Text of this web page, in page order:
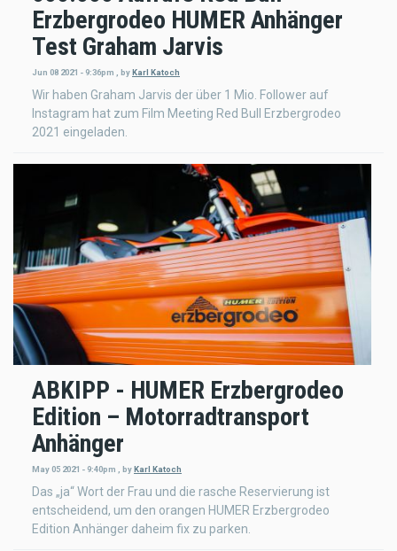
Erzbergrodeo HUMER Anhänger
Test Graham Jarvis
Jun 08 2021 - 9:36pm byKarl Katoch
Wir haben Graham Jarvis der über 1 Mio. Follower auf
Instagram hat zum Film Meeting Red Bull Erzbergrodeo
2021 eingeladen.
ABKIPP - HUMER Erzbergrodeo
Edition – Motorradtransport
Anhänger
May 05 2021 - 9:40pm byKarl Katoch
Das „ja“ Wort der Frau und die rasche Reservierung ist
entscheidend, um den orangen HUMER Erzbergrodeo
Edition Anhänger daheim fix zu parken.